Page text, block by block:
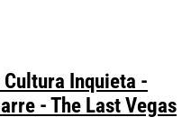
Inquieta -
- The Last Vegas